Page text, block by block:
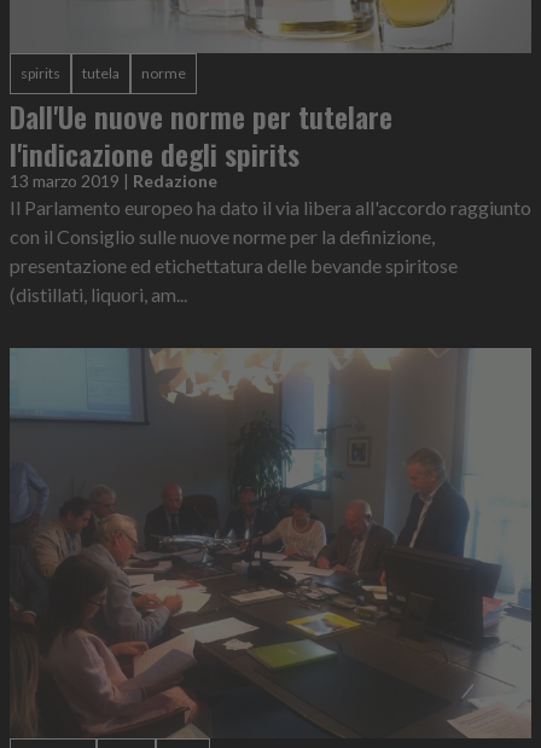
spirits tutela norme
Dall'Ue nuove norme per tutelare
l'indicazione degli spirits
13 marzo 2019 | Redazione
Il Parlamento europeo ha dato il via libera all'accordo raggiunto
con il Consiglio sulle nuove norme per la definizione,
presentazione ed etichettatura delle bevande spiritose
(distillati, liquori, am...